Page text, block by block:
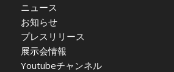
ニュース
お知らせ
プレスリリース
展示会情報
Youtubeチャンネル